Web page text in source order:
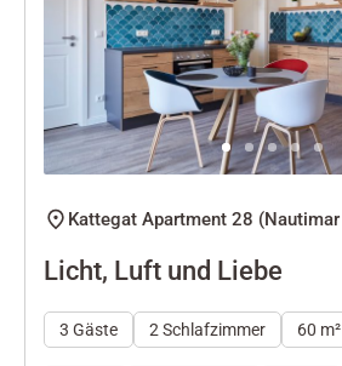
Kattegat Apartment 28
Licht, Luft und Liebe
3 Gäste 2 Schlafzimmer 60 m²